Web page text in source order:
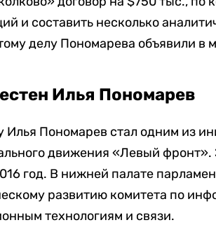
и составить несколько
делу Пономарева объявили
Илья Пономарев
Илья Пономарев стал одним из
движения «Левый фронт».
год. В нижней палате
развитию комитета по
технологиям и связи.